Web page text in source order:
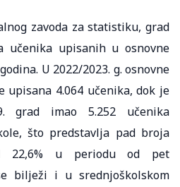
zavoda za statistiku, grad
učenika upisanih u osnovne
U 2022/2023. g. osnovne
upisana 4.064 učenika, dok je
grad imao 5.252 učenika
što predstavlja pad broja
22,6% u periodu od pet
bilježi i u srednjoškolskom